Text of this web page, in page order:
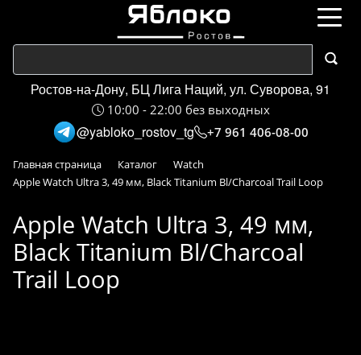
Ростов-на-Дону, БЦ Лига Наций, ул. Суворова, 91
10:00 - 22:00 без выходных
@yabloko_rostov_tg +7 961 406-08-00
Главная страница Каталог
Watch
Apple Watch Ultra 3, 49 мм, Black Titanium Bl/Charcoal Trail Loop
Apple Watch Ultra 3, 49 мм,
Black Titanium Bl/Charcoal
Trail Loop